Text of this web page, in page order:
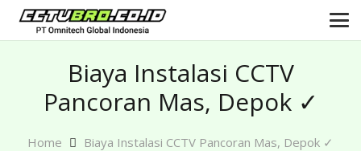
Biaya Instalasi CCTV
Pancoran Mas, Depok ✓
Home
Biaya Instalasi CCTV Pancoran Mas, Depok ✓